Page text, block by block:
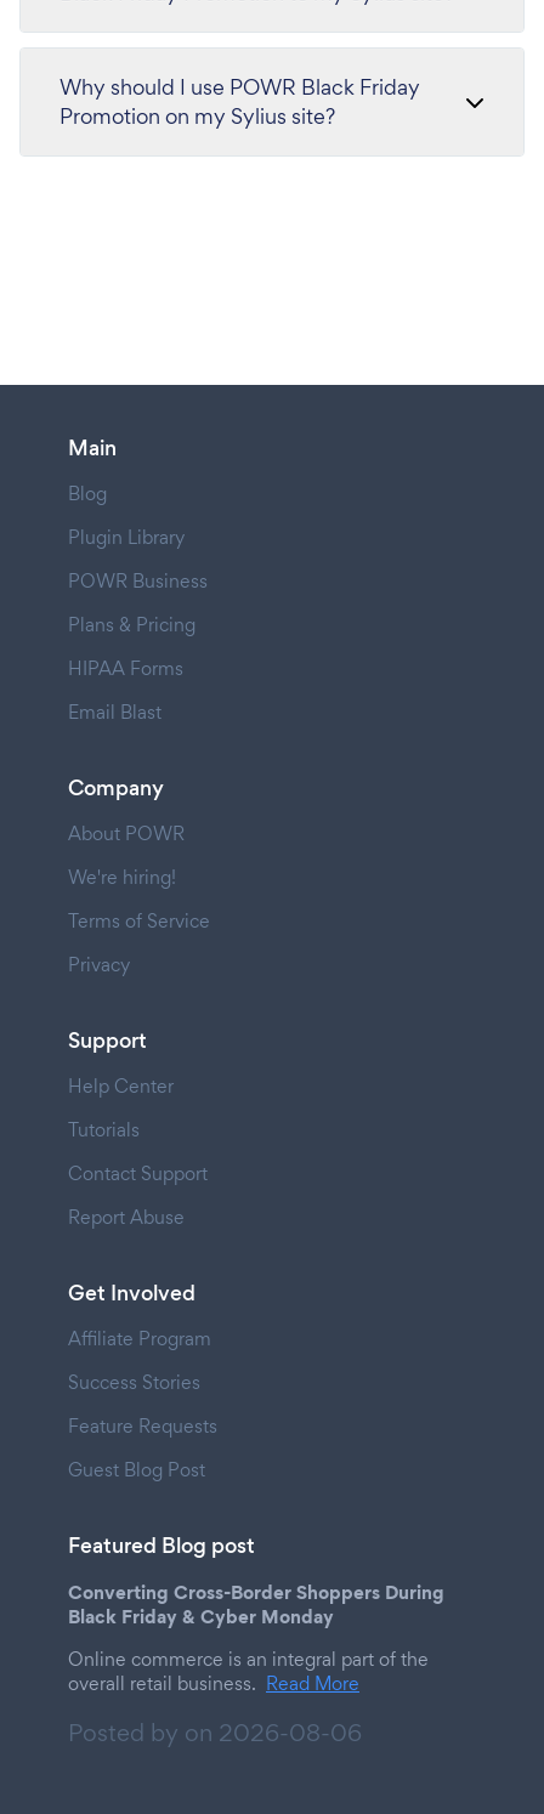
Why should I use POWR Black Friday
Promotion on my Sylius site?
Main
Blog
Plugin Library
POWR Business
Plans & Pricing
HIPAA Forms
Email Blast
Company
About POWR
We're hiring!
Terms of Service
Privacy
Support
Help Center
Tutorials
Contact Support
Report Abuse
Get Involved
Affiliate Program
Success Stories
Feature Requests
Guest Blog Post
Featured Blog post
Converting Cross-Border Shoppers During
Black Friday & Cyber Monday
Online commerce is an integral part of the
overall retail business. Read More
Posted by on 2026-08-06